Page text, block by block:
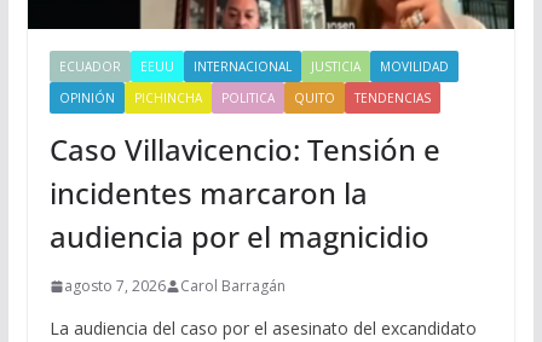
ECUADOR EEUU INTERNACIONAL JUSTICIA
MOVILIDAD
OPINIÓN
PICHINCHA POLITICA QUITO TENDENCIAS
Caso Villavicencio: Tensión e
incidentes marcaron la
audiencia por el magnicidio
agosto 7, 2026 Carol Barragán
La audiencia del caso por el asesinato del excandidato